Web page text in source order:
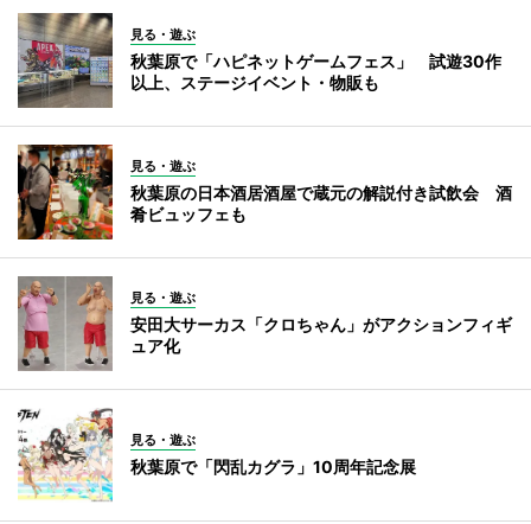
見る・遊ぶ
秋葉原で「ハピネットゲームフェス」 試遊30作
以上、ステージイベント・物販も
見る・遊ぶ
秋葉原の日本酒居酒屋で蔵元の解説付き試飲会 酒
肴ビュッフェも
見る・遊ぶ
安田大サーカス「クロちゃん」がアクションフィギ
ュア化
見る・遊ぶ
秋葉原で「閃乱カグラ」10周年記念展